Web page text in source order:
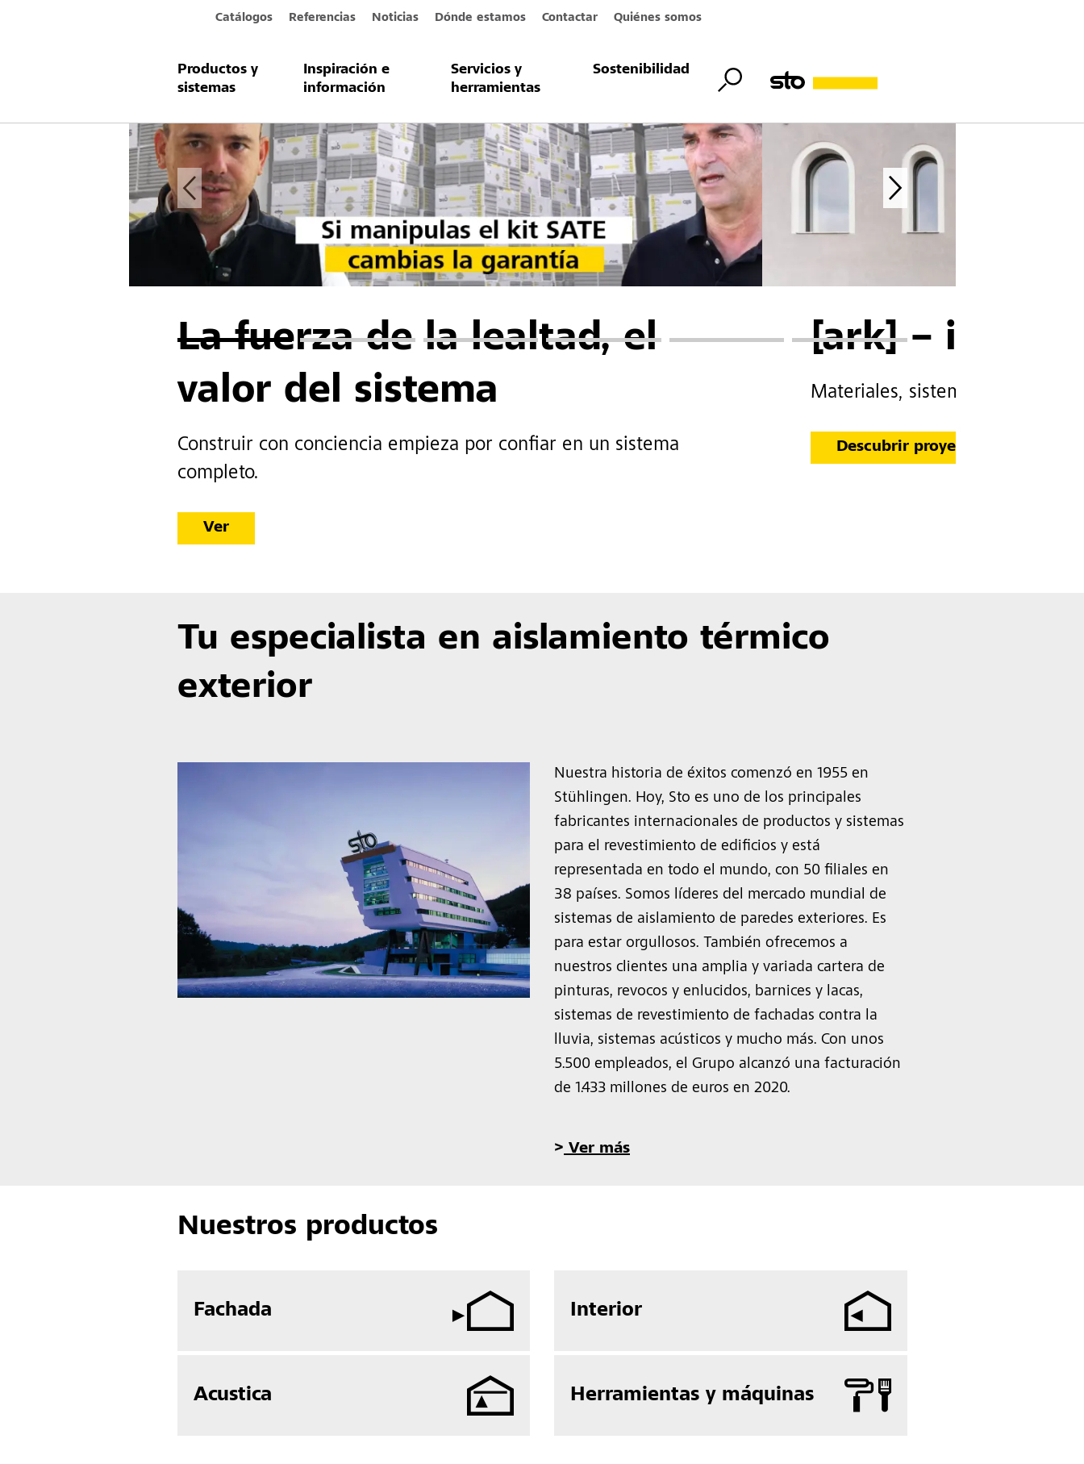
Catálogos Referencias Noticias Dónde estamos Contactar Quiénes somos
Productos y
sistemas
Inspiración e
información
Servicios y
herramientas
Sostenibilidad
La fuerza de la lealtad, el
valor del sistema
Construir con conciencia empieza por confiar en un sistema
completo.
Ver
[ark] – ideas
Materiales, sistemas e
Descubrir proyectos
Tu especialista en aislamiento térmico
exterior
Nuestra historia de éxitos comenzó en 1955 en
Stühlingen. Hoy, Sto es uno de los principales
fabricantes internacionales de productos y sistemas
para el revestimiento de edificios y está
representada en todo el mundo, con 50 filiales en
38 países. Somos líderes del mercado mundial de
sistemas de aislamiento de paredes exteriores. Es
para estar orgullosos. También ofrecemos a
nuestros clientes una amplia y variada cartera de
pinturas, revocos y enlucidos, barnices y lacas,
sistemas de revestimiento de fachadas contra la
lluvia, sistemas acústicos y mucho más. Con unos
5.500 empleados, el Grupo alcanzó una facturación
de 1.433 millones de euros en 2020.
>Ver más
Nuestros productos
Fachada Interior
Acustica Herramientas y máquinas